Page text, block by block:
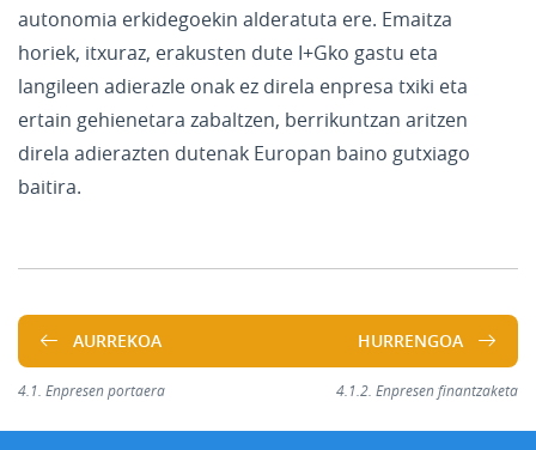
autonomia erkidegoekin alderatuta ere. Emaitza
horiek, itxuraz, erakusten dute I+Gko gastu eta
langileen adierazle onak ez direla enpresa txiki eta
ertain gehienetara zabaltzen, berrikuntzan aritzen
direla adierazten dutenak Europan baino gutxiago
baitira.
AURREKOA
4.1. Enpresen portaera
HURRENGOA
4.1.2. Enpresen finantzaketa